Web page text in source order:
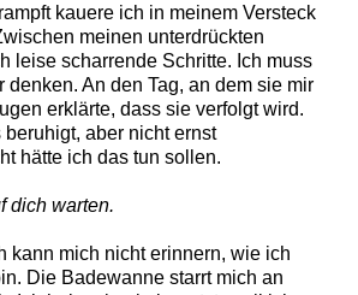
kauere ich in meinem Versteck
meinen unterdrückten
leise scharrende Schritte. Ich muss
denken. An den Tag, an dem sie mir
erklärte, dass sie verfolgt wird.
beruhigt, aber nicht ernst
hätte ich das tun sollen.
dich warten.
kann mich nicht erinnern, wie ich
Die Badewanne starrt mich an